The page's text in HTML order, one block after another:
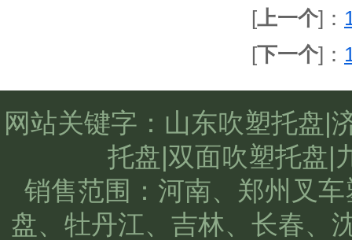
[上一个]：
[下一个]：
网站关键字：山东吹塑托盘|
托盘|双面吹塑托盘|
销售范围：河南、郑州叉
盘、牡丹江、吉林、长春、